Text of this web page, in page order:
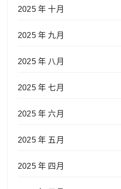
2025 年 十月
2025 年 九月
2025 年 八月
2025 年 七月
2025 年 六月
2025 年 五月
2025 年 四月